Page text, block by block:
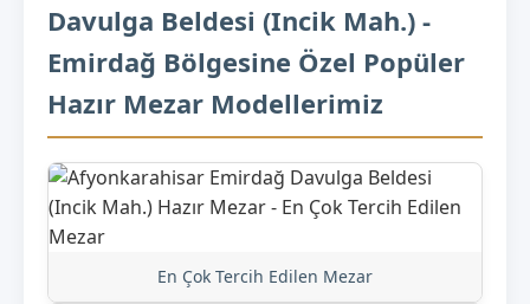
Davulga Beldesi (Incik Mah.) -
Emirdağ Bölgesine Özel Popüler
Hazır Mezar Modellerimiz
En Çok Tercih Edilen Mezar